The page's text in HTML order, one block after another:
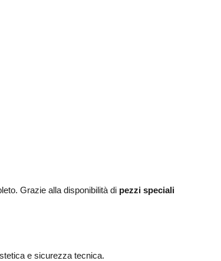
Grazie alla disponibilità di pezzi speciali
e sicurezza tecnica.